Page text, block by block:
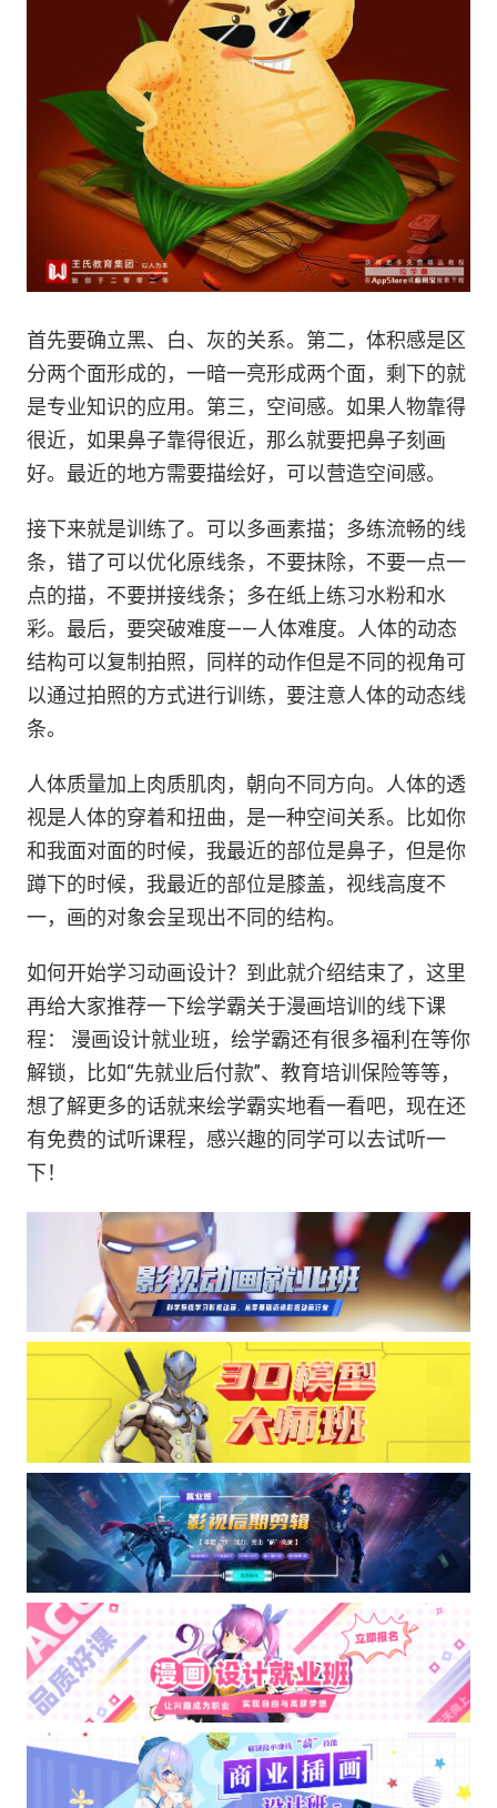
首先要确立黑、白、灰的关系。第二，体积感是区
分两个面形成的，一暗一亮形成两个面，剩下的就
是专业知识的应用。第三，空间感。如果人物靠得
很近，如果鼻子靠得很近，那么就要把鼻子刻画
好。最近的地方需要描绘好，可以营造空间感。
接下来就是训练了。可以多画素描；多练流畅的线
条，错了可以优化原线条，不要抹除，不要一点一
点的描，不要拼接线条；多在纸上练习水粉和水
彩。最后，要突破难度——人体难度。人体的动态
结构可以复制拍照，同样的动作但是不同的视角可
以通过拍照的方式进行训练，要注意人体的动态线
条。
人体质量加上肉质肌肉，朝向不同方向。人体的透
视是人体的穿着和扭曲，是一种空间关系。比如你
和我面对面的时候，我最近的部位是鼻子，但是你
蹲下的时候，我最近的部位是膝盖，视线高度不
一，画的对象会呈现出不同的结构。
如何开始学习动画设计？到此就介绍结束了，这里
再给大家推荐一下绘学霸关于漫画培训的线下课
程： 漫画设计就业班，绘学霸还有很多福利在等你
解锁，比如“先就业后付款”、教育培训保险等等，
想了解更多的话就来绘学霸实地看一看吧，现在还
有免费的试听课程，感兴趣的同学可以去试听一
下！